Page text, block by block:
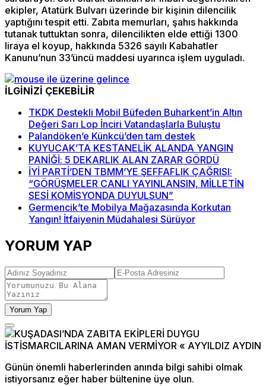
ekipler, Atatürk Bulvarı üzerinde bir kişinin dilencilik
yaptığını tespit etti. Zabıta memurları, şahıs hakkında
tutanak tuttuktan sonra, dilencilikten elde ettiği 1300
liraya el koyup, hakkında 5326 sayılı Kabahatler
Kanunu’nun 33’üncü maddesi uyarınca işlem uyguladı.
İLGİNİZİ ÇEKEBİLİR
TKDK Destekli Mobil Büfeden Buharkent’in Altın
Değeri Sarı Lop İnciri Vatandaşlarla Buluştu
Palandöken’e Künkcü’den tam destek
KUYUCAK’TA KESTANELİK ALANDA YANGIN
PANİĞİ: 5 DEKARLIK ALAN ZARAR GÖRDÜ
İYİ PARTİ’DEN TBMM’YE ŞEFFAFLIK ÇAĞRISI:
“GÖRÜŞMELER CANLI YAYINLANSIN, MİLLETİN
SESİ KOMİSYONDA DUYULSUN”
Germencik’te Mobilya Mağazasında Korkutan
Yangın! İtfaiyenin Müdahalesi Sürüyor
YORUM YAP
Yorum Yap
Günün önemli haberlerinden anında bilgi sahibi olmak
istiyorsanız eğer haber bültenine üye olun.